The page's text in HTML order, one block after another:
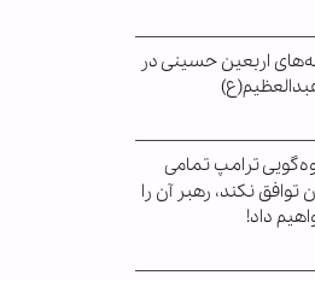
اربعین حسینی در
ترامپ تمامی
توافق نکند، رهبر آن را
داد!